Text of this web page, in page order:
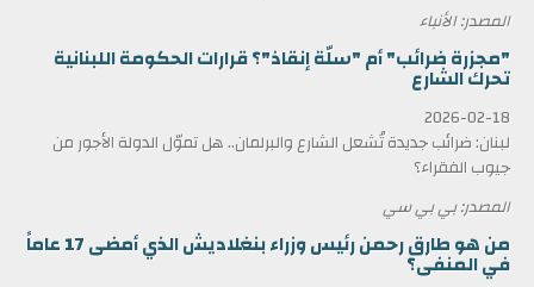
المصدر: الأنباء
"مجزرة ضرائب" أم "سلّة إنقاذ"؟ قرارات الحكومة اللبنانية
تحرك الشارع
2026-02-18
لبنان: ضرائب جديدة تُشعل الشارع والبرلمان.. هل تموّل الدولة الأجور من
جيوب الفقراء؟
المصدر: بي بي سي
من هو طارق رحمن رئيس وزراء بنغلاديش الذي أمضى 17 عاماً
في المنفى؟